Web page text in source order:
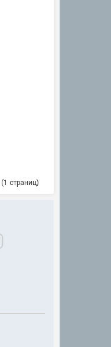
страниц)